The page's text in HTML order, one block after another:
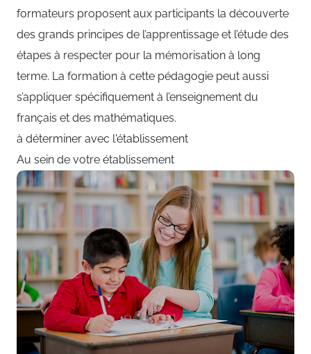
formateurs proposent aux participants la découverte
des grands principes de l’apprentissage et l’étude des
étapes à respecter pour la mémorisation à long
terme. La formation à cette pédagogie peut aussi
s’appliquer spécifiquement à l’enseignement du
français et des mathématiques.
à déterminer avec l'établissement
Au sein de votre établissement